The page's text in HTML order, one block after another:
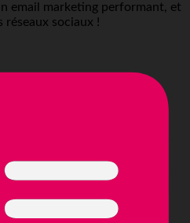
email marketing performant, et
réseaux sociaux !